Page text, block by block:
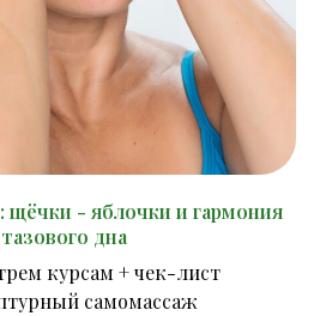
щёчки - яблочки и гармония
тазового дна
курсам + чек-лист
самомассаж